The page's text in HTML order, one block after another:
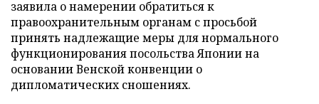
заявила о намерении обратиться к
правоохранительным органам с просьбой
принять надлежащие меры для нормального
функционирования посольства Японии на
основании Венской конвенции о
дипломатических сношениях.